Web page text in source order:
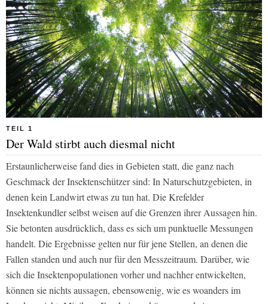
TEIL 1
Der Wald stirbt auch diesmal nicht
Erstaunlicherweise fand dies in Gebieten statt, die ganz nach
Geschmack der Insektenschützer sind: In Naturschutzgebieten, in
denen kein Landwirt etwas zu tun hat. Die Krefelder
Insektenkundler selbst weisen auf die Grenzen ihrer Aussagen hin.
Sie betonten ausdrücklich, dass es sich um punktuelle Messungen
handelt. Die Ergebnisse gelten nur für jene Stellen, an denen die
Fallen standen und auch nur für den Messzeitraum. Darüber, wie
sich die Insektenpopulationen vorher und nachher entwickelten,
können sie nichts aussagen, ebensowenig, wie es woanders im